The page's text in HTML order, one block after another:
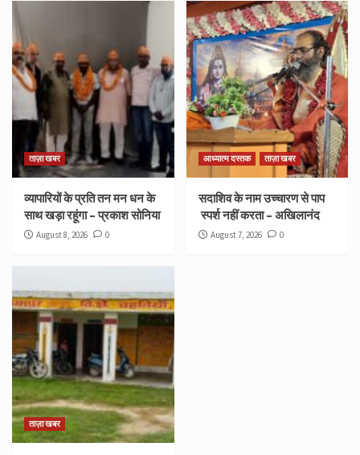
ताज़ा खबर
व्यापारियों के प्रति तन मन धन के
साथ खड़ा रहूंगा – प्रकाश सोनिया
August 8, 2026 0
आध्यात्म दस्तक ताज़ा खबर
सदाशिव के नाम उच्चारण से पाप
स्पर्श नहीं करता – अखिलानंद
August 7, 2026 0
ताज़ा खबर